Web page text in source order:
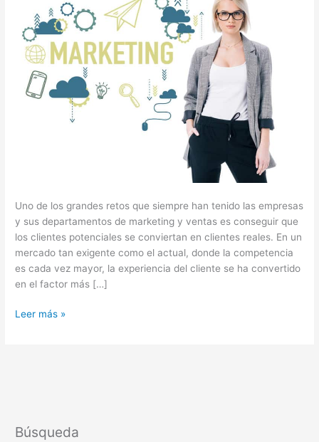
Uno de los grandes retos que siempre han tenido las empresas
y sus departamentos de marketing y ventas es conseguir que
los clientes potenciales se conviertan en clientes reales. En un
mercado tan exigente como el actual, donde la competencia
es cada vez mayor, la experiencia del cliente se ha convertido
en el factor más […]
Marketing
Leer más »
Búsqueda